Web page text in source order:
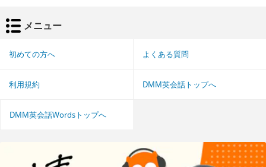
メニュー
初めての方へ よくある質問
利用規約 DMM英会話トップへ
DMM英会話Wordsトップへ